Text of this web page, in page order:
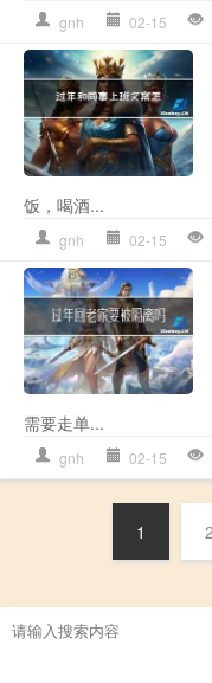
gnh 02-15
饭，喝酒...
gnh 02-15
需要走单...
gnh 02-15
1 2